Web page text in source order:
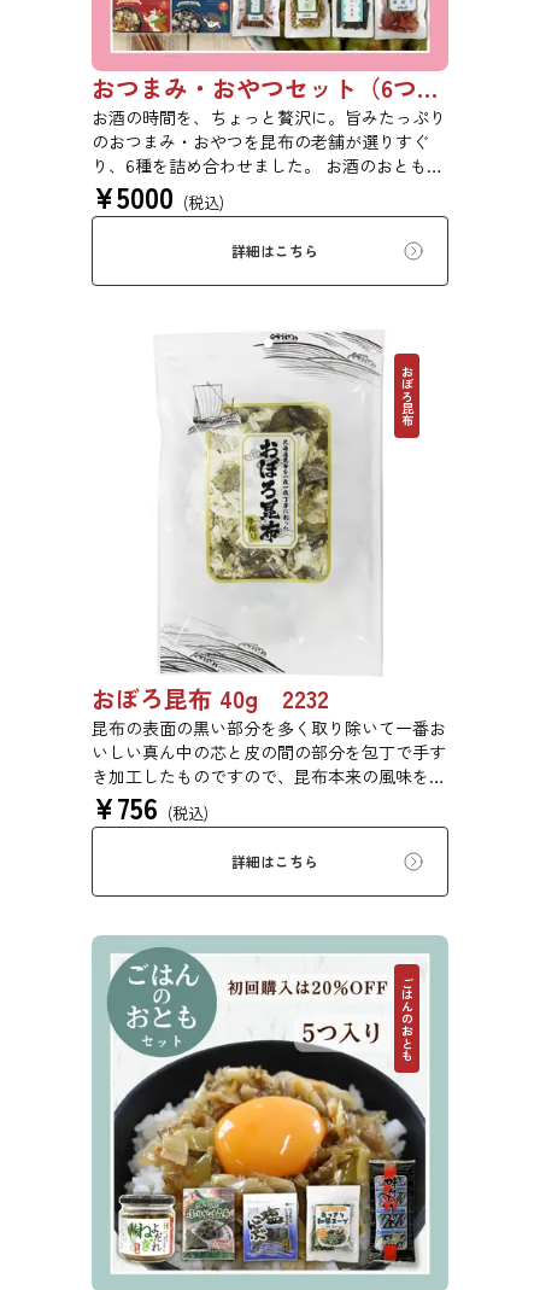
おつまみ・おやつセット（6つ入り）【初回購入は20％OFF】
お酒の時間を、ちょっと贅沢に。旨みたっぷり
のおつまみ・おやつを昆布の老舗が選りすぐ
り、6種を詰め合わせました。 お酒のおともに
はもちろん、日常のおやつや気軽な手土産にも
ぴったりのセットです。 ※本商品はギフト仕
様の化粧箱ではなく、簡易ダンボール梱包での
お届けとなります。贈答用をご希望の方は、あ
らかじめご留意ください。【初回購入20％OFF
¥5000 (税込)
詳細はこちら
おぼろ昆布
おぼろ昆布 40g 2232
昆布の表面の黒い部分を多く取り除いて一番お
いしい真ん中の芯と皮の間の部分を包丁で手す
き加工したものですので、昆布本来の風味をご
賞味いただけます。
¥756 (税込)
詳細はこちら
ごはんのおとも